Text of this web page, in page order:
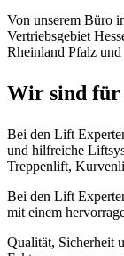
Von unserem Büro
Vertriebsgebiet
Rheinland Pfalz
Wir sind für
Bei den Lift
und hilfreiche
Treppenlift,
Bei den Lift
mit einem
Qualität, Sicherheit